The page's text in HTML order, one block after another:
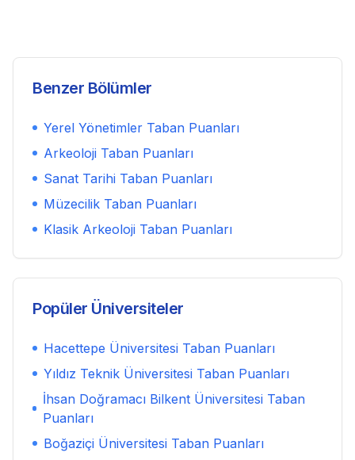
Benzer Bölümler
Yerel Yönetimler Taban Puanları
Arkeoloji Taban Puanları
Sanat Tarihi Taban Puanları
Müzecilik Taban Puanları
Klasik Arkeoloji Taban Puanları
Popüler Üniversiteler
Hacettepe Üniversitesi Taban Puanları
Yıldız Teknik Üniversitesi Taban Puanları
İhsan Doğramacı Bilkent Üniversitesi Taban
Puanları
Boğaziçi Üniversitesi Taban Puanları